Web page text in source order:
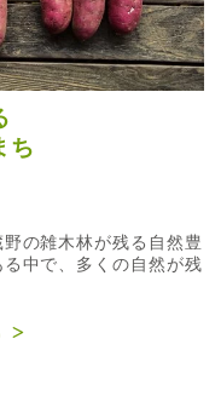
ち
の雑木林が残る自然豊
中で、多くの自然が残